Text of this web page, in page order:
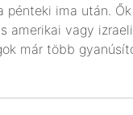
ima után.
amerikai vagy
már több